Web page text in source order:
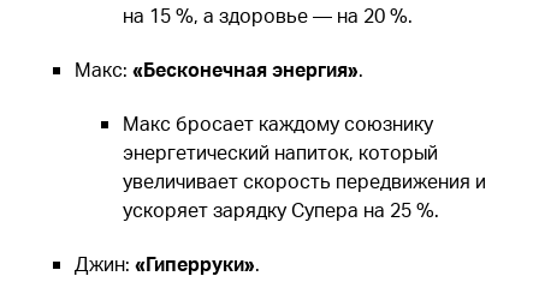
на 15 %, а здоровье — на 20 %.
Макс:«Бесконечная энергия».
Макс бросает каждому союзнику
энергетический напиток, который
увеличивает скорость передвижения и
ускоряет зарядку Супера на 25 %.
Джин:«Гиперруки».